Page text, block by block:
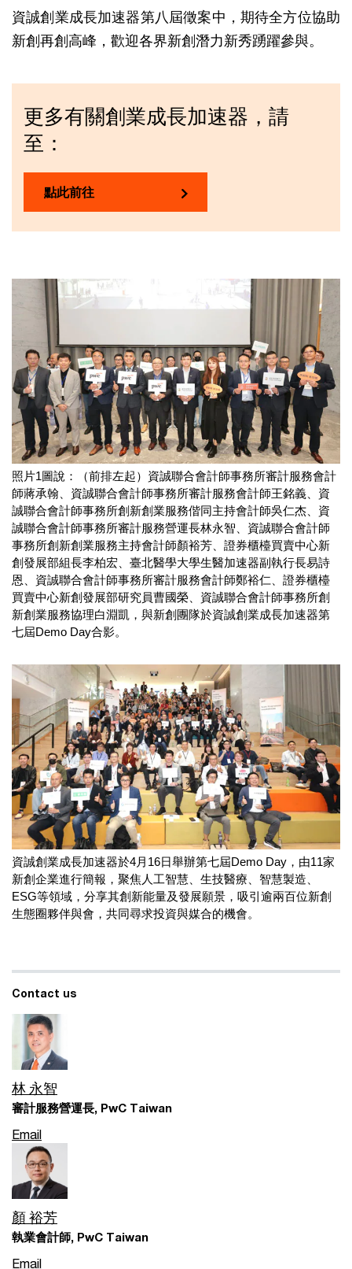
資誠創業成長加速器第八屆徵案中，期待全方位協助
新創再創高峰，歡迎各界新創潛力新秀踴躍參與。
更多有關創業成長加速器，請
至：
點此前往
照片1圖說：（前排左起）資誠聯合會計師事務所審計服務會計
師蔣承翰、資誠聯合會計師事務所審計服務會計師王銘義、資
誠聯合會計師事務所創新創業服務偕同主持會計師吳仁杰、資
誠聯合會計師事務所審計服務營運長林永智、資誠聯合會計師
事務所創新創業服務主持會計師顏裕芳、證券櫃檯買賣中心新
創發展部組長李柏宏、臺北醫學大學生醫加速器副執行長易詩
恩、資誠聯合會計師事務所審計服務會計師鄭裕仁、證券櫃檯
買賣中心新創發展部研究員曹國榮、資誠聯合會計師事務所創
新創業服務協理白淵凱，與新創團隊於資誠創業成長加速器第
七屆Demo Day合影。
資誠創業成長加速器於4月16日舉辦第七屆Demo Day，由11家
新創企業進行簡報，聚焦人工智慧、生技醫療、智慧製造、
ESG等領域，分享其創新能量及發展願景，吸引逾兩百位新創
生態圈夥伴與會，共同尋求投資與媒合的機會。
Contact us
林 永智
審計服務營運長, PwC Taiwan
Email
顏 裕芳
執業會計師, PwC Taiwan
Email